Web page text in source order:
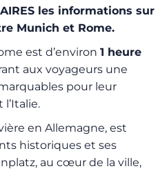
les informations sur
Munich et Rome.
est d’environ 1 heure
aux voyageurs une
pour leur
en Allemagne, est
historiques et ses
au cœur de la ville,